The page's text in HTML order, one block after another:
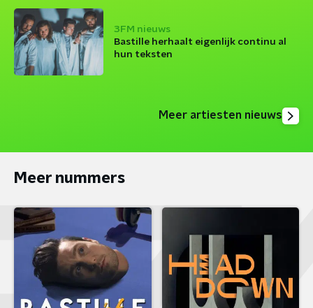
3FM nieuws
Bastille herhaalt eigenlijk continu al
hun teksten
Meer artiesten nieuws
Meer nummers